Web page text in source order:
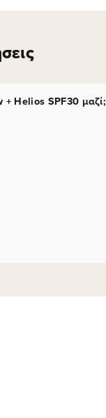
+ Helios SPF30 μαζί;